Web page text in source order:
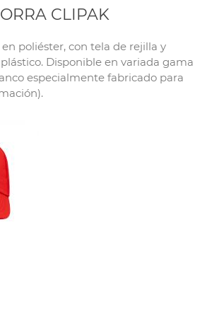
CLIPAK
poliéster, con tela de rejilla y
Disponible en variada gama
especialmente fabricado para